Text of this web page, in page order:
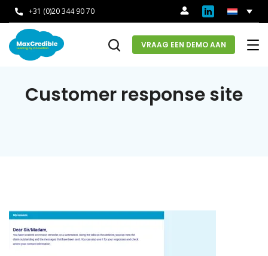
+31 (0)20 344 90 70
VRAAG EEN DEMO AAN
Customer response site